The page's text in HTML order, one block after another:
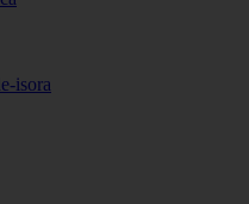
isora